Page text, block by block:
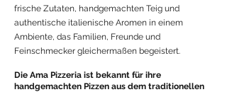
frische Zutaten, handgemachten Teig und
authentische italienische Aromen in einem
Ambiente, das Familien, Freunde und
Feinschmecker gleichermaßen begeistert.
Die Ama Pizzeria ist bekannt für ihre
handgemachten Pizzen aus dem traditionellen